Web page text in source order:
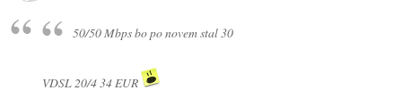
50/50 Mbps bo po novem stal 30
VDSL 20/4 34 EUR